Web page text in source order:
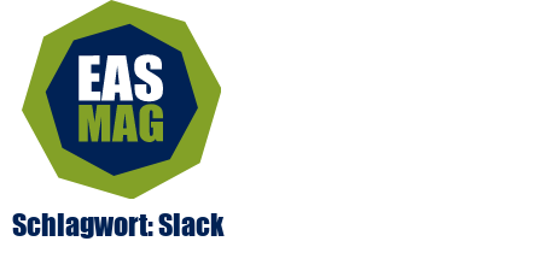
Schlagwort: Slack